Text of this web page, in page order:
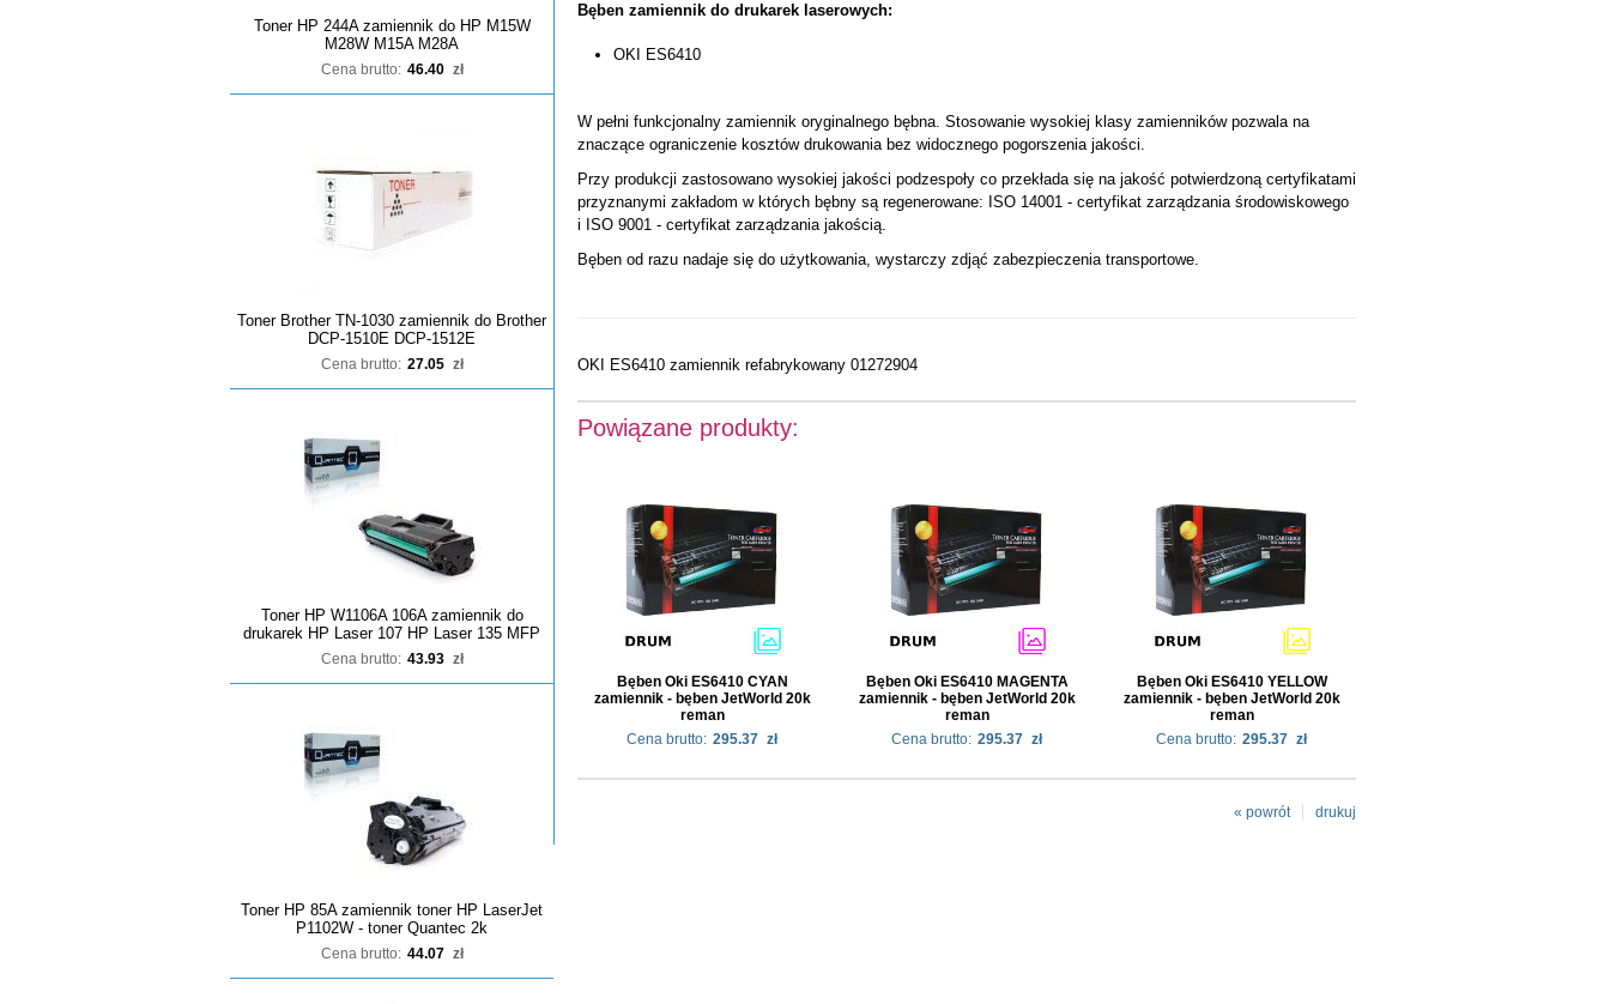
Toner HP 244A zamiennik do HP M15W
M28W M15A M28A
Cena brutto: 46.40 zł
Toner Brother TN-1030 zamiennik do Brother
DCP-1510E DCP-1512E
Cena brutto: 27.05 zł
Toner HP W1106A 106A zamiennik do
drukarek HP Laser 107 HP Laser 135 MFP
Cena brutto: 43.93 zł
Toner HP 85A zamiennik toner HP LaserJet
P1102W - toner Quantec 2k
Cena brutto: 44.07 zł
Bęben zamiennik do drukarek laserowych:
OKI ES6410
W pełni funkcjonalny zamiennik oryginalnego bębna. Stosowanie wysokiej klasy zamienników pozwala na
znaczące ograniczenie kosztów drukowania bez widocznego pogorszenia jakości.
Przy produkcji zastosowano wysokiej jakości podzespoły co przekłada się na jakość potwierdzoną certyfikatami
przyznanymi zakładom w których bębny są regenerowane: ISO 14001 - certyfikat zarządzania środowiskowego
i ISO 9001 - certyfikat zarządzania jakością.
Bęben od razu nadaje się do użytkowania, wystarczy zdjąć zabezpieczenia transportowe.
OKI ES6410 zamiennik refabrykowany 01272904
Powiązane produkty:
Bęben Oki ES6410 CYAN
zamiennik - bęben JetWorld 20k
reman
Cena brutto: 295.37 zł
Bęben Oki ES6410 MAGENTA
zamiennik - bęben JetWorld 20k
reman
Cena brutto: 295.37 zł
Bęben Oki ES6410 YELLOW
zamiennik - bęben JetWorld 20k
reman
Cena brutto: 295.37 zł
drukuj
« powrót